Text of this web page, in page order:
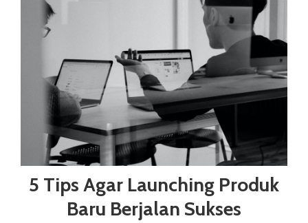
5 Tips Agar Launching Produk
Baru Berjalan Sukses